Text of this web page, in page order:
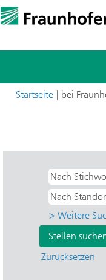
Startseite | bei
> Weitere
Zurücksetzen